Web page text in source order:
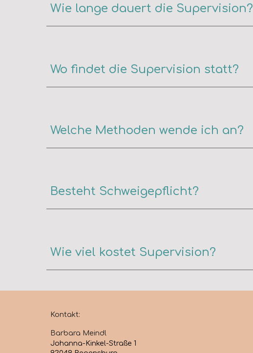
Wie lange dauert die Supervision?
Wo findet die Supervision statt?
Welche Methoden wende ich an?
Besteht Schweigepflicht?
Wie viel kostet Supervision?
Kontakt:
Barbara Meindl
Johanna-Kinkel-Straße 1